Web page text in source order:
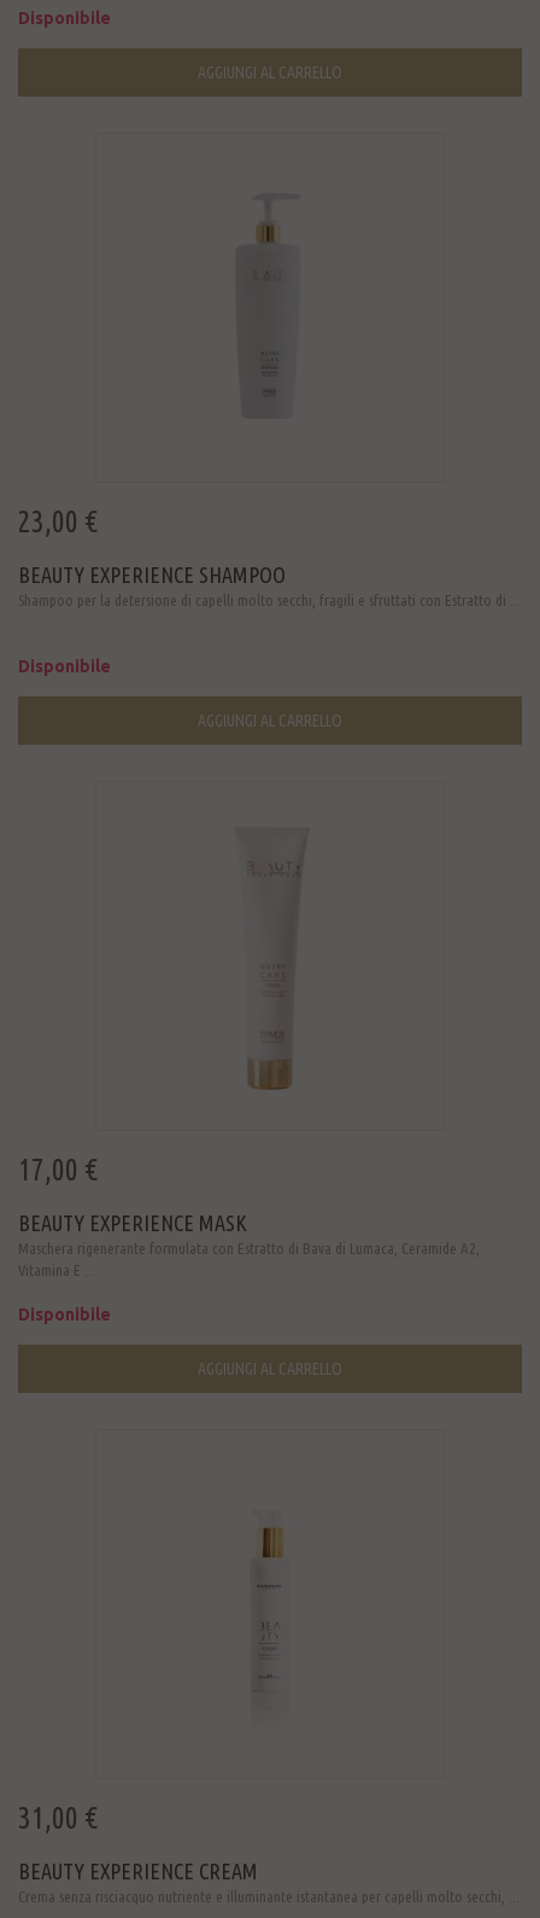
Disponibile
AGGIUNGI AL CARRELLO
23,00 €
BEAUTY EXPERIENCE SHAMPOO
Shampoo per la detersione di capelli molto secchi, fragili e sfruttati con Estratto di ...
Disponibile
AGGIUNGI AL CARRELLO
17,00 €
BEAUTY EXPERIENCE MASK
Maschera rigenerante formulata con Estratto di Bava di Lumaca, Ceramide A2,
Vitamina E ...
Disponibile
AGGIUNGI AL CARRELLO
31,00 €
BEAUTY EXPERIENCE CREAM
Crema senza risciacquo nutriente e illuminante istantanea per capelli molto secchi, ...